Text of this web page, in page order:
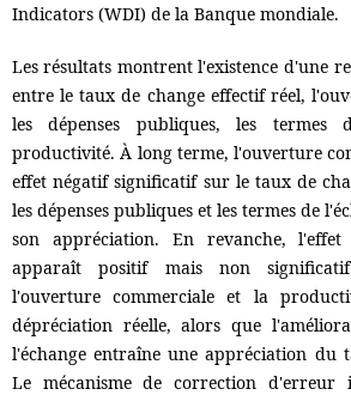
Indicators (WDI) de la Banque mondiale.
Les résultats montrent l'existence d'une
entre le taux de change effectif réel,
les dépenses publiques, les termes
productivité. À long terme, l'ouverture
effet négatif significatif sur le taux de
les dépenses publiques et les termes de
son appréciation. En revanche,
apparaît positif mais non
l'ouverture commerciale et la
dépréciation réelle, alors que
l'échange entraîne une appréciation du
Le mécanisme de correction d'erreur